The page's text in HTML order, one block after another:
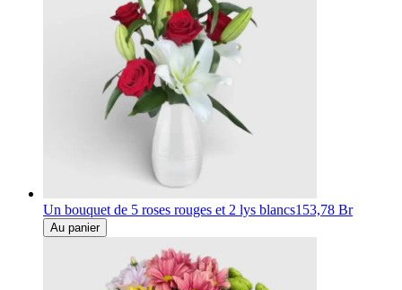
Un bouquet de 5 roses rouges et 2 lys blancs153,78 Br
Au panier